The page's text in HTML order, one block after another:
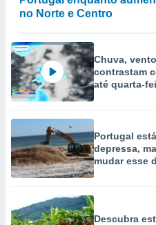
no Norte e Centro
Chuva,
contrastam
até quarta-
Portugal
depressa,
mudar esse
Descubra